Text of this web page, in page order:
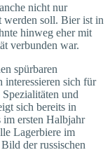
nicht nur
werden soll. Bier ist in
hinweg eher mit
verbunden war.
spürbaren
interessieren sich für
und
sich bereits in
ersten Halbjahr
Lagerbiere im
der russischen